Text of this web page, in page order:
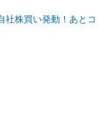
社株買い発動！あとコ